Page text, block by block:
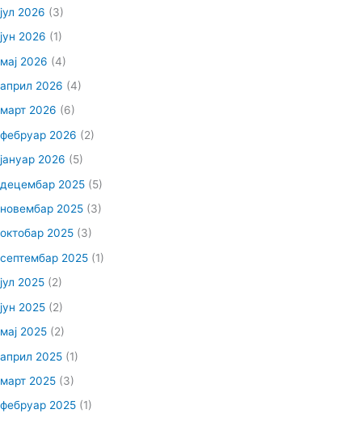
јул 2026 (3)
јун 2026 (1)
мај 2026 (4)
април 2026 (4)
март 2026 (6)
фебруар 2026 (2)
јануар 2026 (5)
децембар 2025 (5)
новембар 2025 (3)
октобар 2025 (3)
септембар 2025 (1)
јул 2025 (2)
јун 2025 (2)
мај 2025 (2)
април 2025 (1)
март 2025 (3)
фебруар 2025 (1)